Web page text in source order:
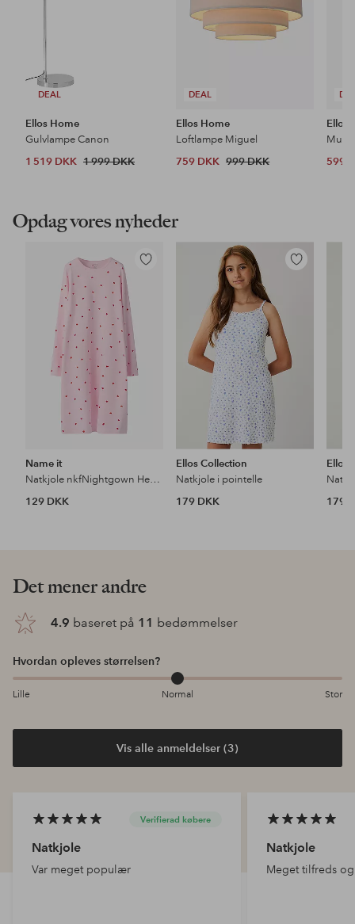
DEAL
Ellos Home
Gulvlampe Canon
1 519 DKK 1 999 DKK
DEAL
Ellos Home
Loftlampe Miguel
759 DKK 999 DKK
Ellos
599
Opdag vores nyheder
Tilføj
Name it
Natkjole nkfNightgown Hearts
129 DKK
Tilføj
Ellos Collection
Natkjole i pointelle
179 DKK
Ellos
179
Det mener andre
4.9 baseret på 11 bedømmelser
Hvordan opleves størrelsen?
Lille Normal Stor
Vis alle anmeldelser (3)
Verifierad købere
Natkjole
Var meget populær
Natkjole
Meget tilfreds